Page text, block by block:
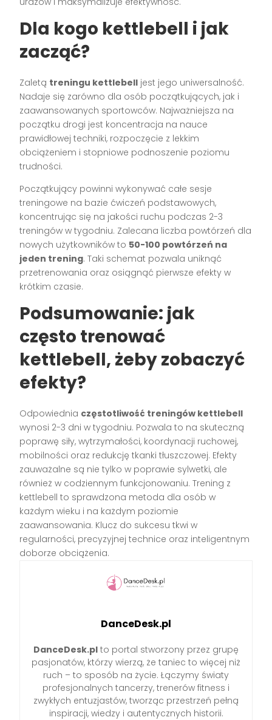
Dla kogo kettlebell i jak
zacząć?
Zaletą treningu kettlebell jest jego uniwersalność.
Nadaje się zarówno dla osób początkujących, jak i
zaawansowanych sportowców. Najważniejsza na
początku drogi jest koncentracja na nauce
prawidłowej techniki, rozpoczęcie z lekkim
obciążeniem i stopniowe podnoszenie poziomu
trudności.
Początkujący powinni wykonywać całe sesje
treningowe na bazie ćwiczeń podstawowych,
koncentrując się na jakości ruchu podczas 2-3
treningów w tygodniu. Zalecana liczba powtórzeń dla
nowych użytkowników to 50-100 powtórzeń na
jeden trening. Taki schemat pozwala uniknąć
przetrenowania oraz osiągnąć pierwsze efekty w
krótkim czasie.
Podsumowanie: jak
często trenować
kettlebell, żeby zobaczyć
efekty?
Odpowiednia częstotliwość treningów kettlebell
wynosi 2-3 dni w tygodniu. Pozwala to na skuteczną
poprawę siły, wytrzymałości, koordynacji ruchowej,
mobilności oraz redukcję tkanki tłuszczowej. Efekty
zauważalne są nie tylko w poprawie sylwetki, ale
również w codziennym funkcjonowaniu. Trening z
kettlebell to sprawdzona metoda dla osób w
każdym wieku i na każdym poziomie
zaawansowania. Klucz do sukcesu tkwi w
regularności, precyzyjnej technice oraz inteligentnym
doborze obciążenia.
DanceDesk.pl
DanceDesk.pl to portal stworzony przez grupę
pasjonatów, którzy wierzą, że taniec to więcej niż
ruch – to sposób na życie. Łączymy światy
profesjonalnych tancerzy, trenerów fitness i
zwykłych entuzjastów, tworząc przestrzeń pełną
inspiracji, wiedzy i autentycznych historii.